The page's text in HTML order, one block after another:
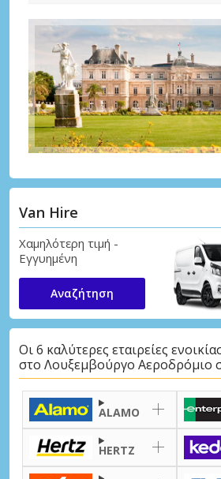
Van Hire
Χαμηλότερη τιμή -
Εγγυημένη
Αναζήτηση
Οι 6 καλύτερες εταιρείες
στο Λουξεμβούργο Αεροδρόμιο
ALAMO
HERTZ